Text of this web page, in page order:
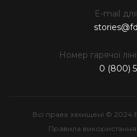
E-mail для
Номер гарячої
0 (800)
Всі права захищені ©
Правила використання